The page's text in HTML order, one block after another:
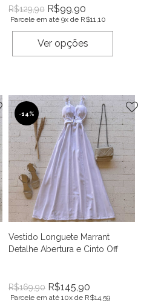
R$129,90 R$99,90
Parcele em até 9x de R$11,10
Ver opções
-14%
Vestido Longuete Marrant
Detalhe Abertura e Cinto Off
R$169,90 R$145,90
Parcele em até 10x de R$14,59